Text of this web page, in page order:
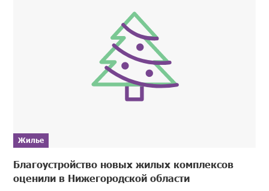
Жилье
Благоустройство новых жилых комплексов
оценили в Нижегородской области